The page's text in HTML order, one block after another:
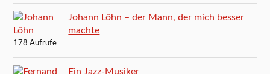
Johann Löhn – der Mann, der mich besser
machte
178 Aufrufe
Ein Jazz-Musiker